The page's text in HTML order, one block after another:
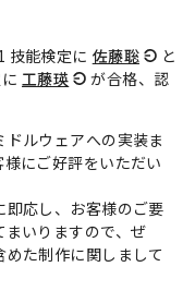
能検定に 佐藤聡
と
工藤瑛
が合格、認
ルウェアへの実装ま
にご好評をいただい
応し、お客様のご要
いりますので、ぜ
た制作に関しまして